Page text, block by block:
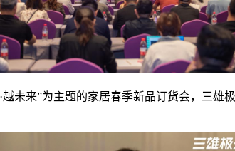
来”为主题的家居春季新品订货会，三雄